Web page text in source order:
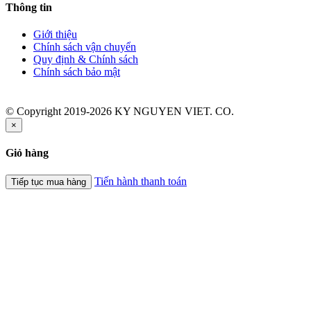
Thông tin
Giới thiệu
Chính sách vận chuyển
Quy định & Chính sách
Chính sách bảo mật
© Copyright 2019-2026 KY NGUYEN VIET. CO.
×
Giỏ hàng
Tiếp tục mua hàng Tiến hành thanh toán